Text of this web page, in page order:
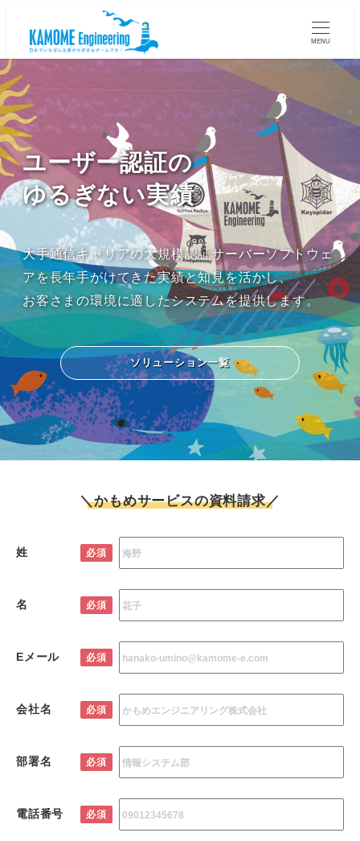
MENU
ユーザー認証の
ゆるぎない実績
大手通信キャリアの大規模認証サーバーソフトウェ
アを長年手がけてきた実績と知見を活かし、
お客さまの環境に適したシステムを提供します。
ソリューション一覧
＼かもめサービスの資料請求／
姓 必須
名 必須
Eメール 必須
会社名 必須
部署名 必須
電話番号 必須